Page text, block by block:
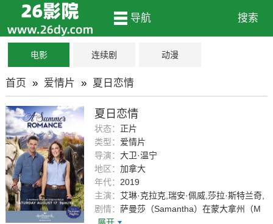
导航 搜索
电影 连续剧 动漫
首页 » 爱情片 » 夏日恋情
夏日恋情
状态： 正片
类型： 爱情片
导演：大卫·温宁
地区：加拿大
年代： 2019
主演： 艾琳·克拉克,瑞安·佩威,莎拉·斯特兰奇,
凯文·欧格雷迪,阿瓦·格雷斯·库珀,杰夫·古斯塔
剧情：萨曼莎（Samantha）在蒙大拿州（M